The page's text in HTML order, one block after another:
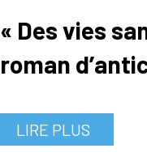
« Des vies
roman
LIRE PLUS